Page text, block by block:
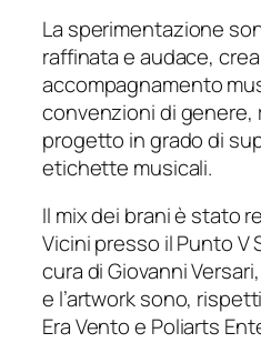
La sperimentazione
raffinata e audace,
accompagnamento
convenzioni di genere,
progetto in grado di
etichette musicali.
Il mix dei brani è stato
Vicini presso il Punto V
cura di Giovanni
e l’artwork sono,
Era Vento e Poliarts